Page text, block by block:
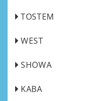
TOSTEM
WEST
SHOWA
KABA